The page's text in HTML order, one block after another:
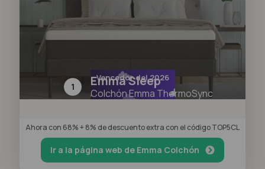
Vencedor del 2026
1 Emma Sleep
Colchón Emma ThermoSync
Ahora con 68% + 8% de descuento extra con el código TOP5CL
Ir a la página web de Emma Colchón